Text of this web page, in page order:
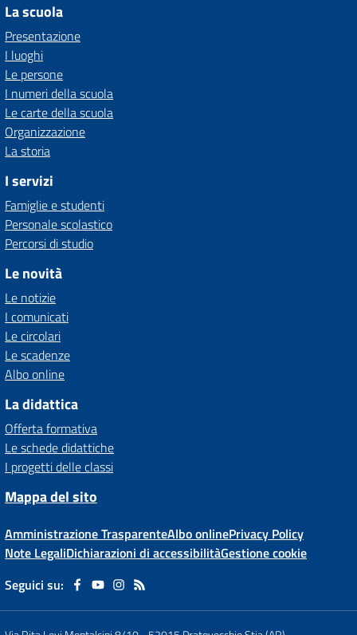
La scuola
Presentazione
I luoghi
Le persone
I numeri della scuola
Le carte della scuola
Organizzazione
La storia
I servizi
Famiglie e studenti
Personale scolastico
Percorsi di studio
Le novità
Le notizie
I comunicati
Le circolari
Le scadenze
Albo online
La didattica
Offerta formativa
Le schede didattiche
I progetti delle classi
Mappa del sito
Amministrazione TrasparenteAlbo onlinePrivacy Policy
Note LegaliDichiarazioni di accessibilitàGestione cookie
Seguici su: